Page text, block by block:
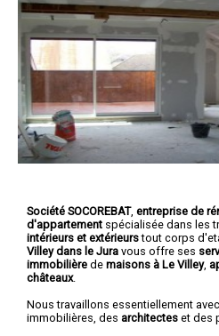
Société SOCOREBAT, entreprise de
d'appartement spécialisée dans les
intérieurs et extérieurstout corps
Villey dans le Jura vous offre ses
immobilière de maisons à Le Villey,
châteaux.
Nous travaillons essentiellement
immobilières, des architectes et des